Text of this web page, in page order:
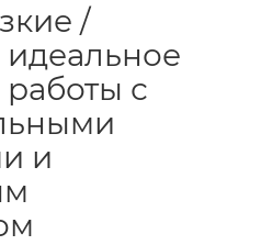
/
идеальное
с
и